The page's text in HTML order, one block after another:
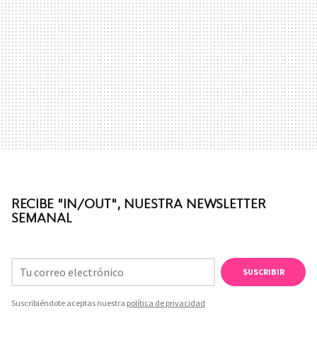
RECIBE "IN/OUT", NUESTRA NEWSLETTER
SEMANAL
SUSCRIBIR
Suscribiéndote aceptas nuestra política de privacidad